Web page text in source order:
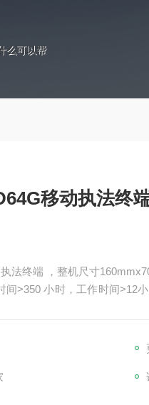
么可以帮
移动执法终
法终端 ，整机尺寸
间>350 小时，工作时间>12